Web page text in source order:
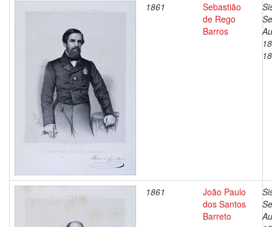
1861
Sebastião
de Rego
Barros
1861
João Paulo
dos Santos
Barreto